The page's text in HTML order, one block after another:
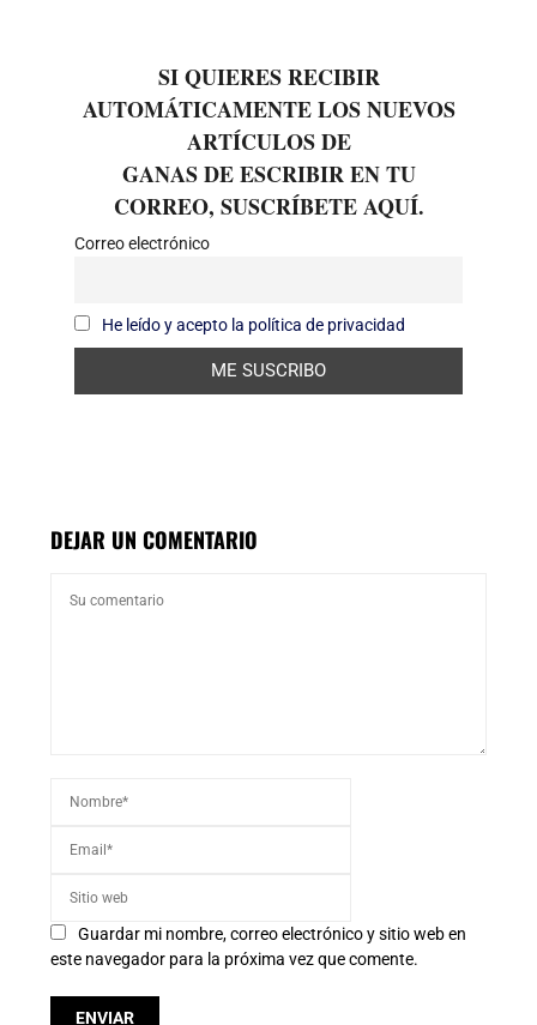
SI QUIERES RECIBIR
AUTOMÁTICAMENTE LOS NUEVOS
ARTÍCULOS DE
GANAS DE ESCRIBIR EN TU
CORREO, SUSCRÍBETE AQUÍ.
Correo electrónico
He leído y acepto la política de privacidad
DEJAR UN COMENTARIO
Guardar mi nombre, correo electrónico y sitio web en
este navegador para la próxima vez que comente.